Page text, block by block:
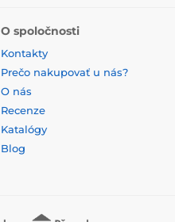
O spoločnosti
Kontakty
Prečo nakupovať u nás?
O nás
Recenze
Katalógy
Blog